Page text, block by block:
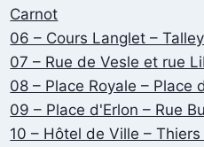
Carnot
06 – Cours Langlet –
07 – Rue de Vesle et rue
08 – Place Royale – Place
09 – Place d'Erlon – Rue
10 – Hôtel de Ville – Thiers